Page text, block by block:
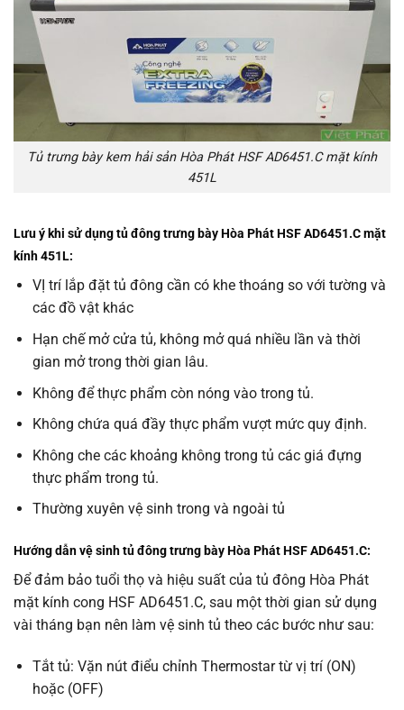
Tủ trưng bày kem hải sản Hòa Phát HSF AD6451.C mặt kính
451L
Lưu ý khi sử dụng tủ đông trưng bày Hòa Phát HSF AD6451.C mặt
kính 451L:
VỊ trí lắp đặt tủ đông cần có khe thoáng so với tường và
các đồ vật khác
Hạn chế mở cửa tủ, không mở quá nhiều lần và thời
gian mở trong thời gian lâu.
Không để thực phẩm còn nóng vào trong tủ.
Không chứa quá đầy thực phẩm vượt mức quy định.
Không che các khoảng không trong tủ các giá đựng
thực phẩm trong tủ.
Thường xuyên vệ sinh trong và ngoài tủ
Hướng dẫn vệ sinh tủ đông trưng bày Hòa Phát HSF AD6451.C:
Để đảm bảo tuổi thọ và hiệu suất của tủ đông Hòa Phát
mặt kính cong HSF AD6451.C, sau một thời gian sử dụng
vài tháng bạn nên làm vệ sinh tủ theo các bước như sau:
Tắt tủ: Vặn nút điểu chỉnh Thermostar từ vị trí (ON)
hoặc (OFF)